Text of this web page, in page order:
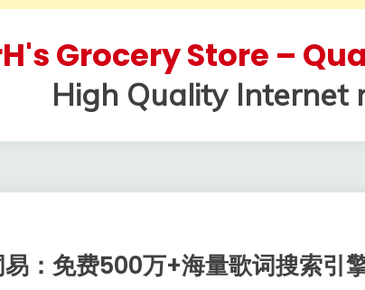
Grocery Store –
High Quality Internet
：免费500万+海量歌词搜索引